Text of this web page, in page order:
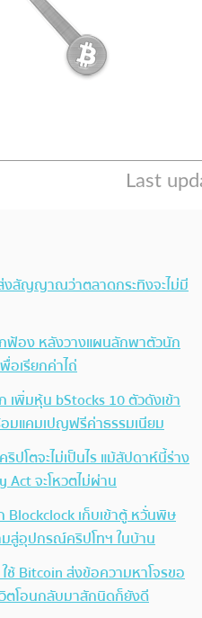
สัญญาณว่าตลาดกระทิงจะไม่มี
ฟ้อง หลังวางแผนลักพาตัวนัก
อเรียกค่าไถ่
เพิ่มหุ้น bStocks 10 ตัวดังเข้า
มแคมเปญฟรีค่าธรรมเนียม
ปโตจะไม่เป็นไร แม้สัปดาห์นี้ร่าง
จะโหวตไม่ผ่าน
Blockclock เก็บเข้าตู้ หวั่นพิษ
สู่อุปกรณ์คริปโทฯ ในบ้าน
ช้ Bitcoin ส่งข้อความหาโจรขอ
ตโอนกลับมาสักนิดก็ยังดี